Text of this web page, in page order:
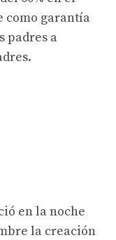
como garantía
padres a
en la noche
la creación